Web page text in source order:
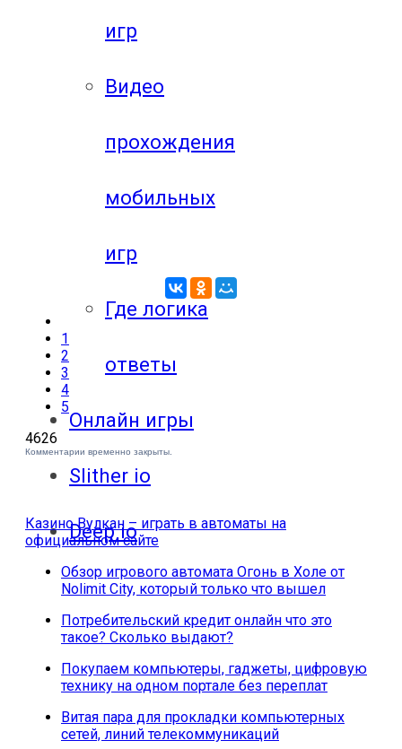
игр
Видео
прохождения
мобильных
игр
Где логика
ответы
Онлайн игры
Slither io
Deep io
1
2
3
4
5
4626
Комментарии временно закрыты.
Казино Вулкан – играть в автоматы на
официальном сайте
Обзор игрового автомата Огонь в Холе от
Nolimit City, который только что вышел
Потребительский кредит онлайн что это
такое? Сколько выдают?
Покупаем компьютеры, гаджеты, цифровую
технику на одном портале без переплат
Витая пара для прокладки компьютерных
сетей, линий телекоммуникаций